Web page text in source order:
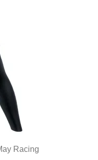
Racing